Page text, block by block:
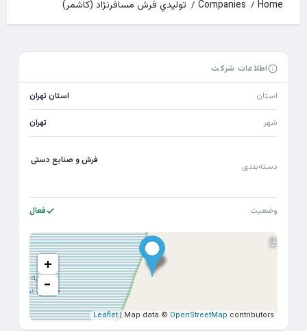
Home
Companies توليدي فرش مسافرنژاد (كاشمر)
اطلاعات شرکت
استان استان تهران
شهر تهران
دسته‌بندی
فرش و صنایع دستی
وضعیت فعال
+
−
Leaflet| Map data © OpenStreetMap contributors